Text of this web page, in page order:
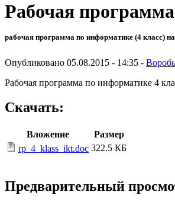
Рабочая
рабочая программа по информатике (4 класс)
Опубликовано 05.08.2015 - 14:35 -
Рабочая программа по информатике 4
Скачать:
Вложение
Размер
rp_4_klass_ikt.doc 322.5 КБ
Предварительный